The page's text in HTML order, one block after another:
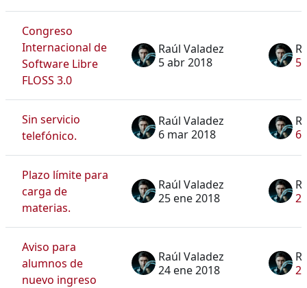
Congreso
Internacional de
Software Libre
FLOSS 3.0
Raúl Valadez
5 abr 2018
5
Sin servicio
telefónico.
Raúl Valadez
6 mar 2018
6
Plazo límite para
carga de
materias.
Raúl Valadez
25 ene 2018
Aviso para
alumnos de
nuevo ingreso
Raúl Valadez
24 ene 2018